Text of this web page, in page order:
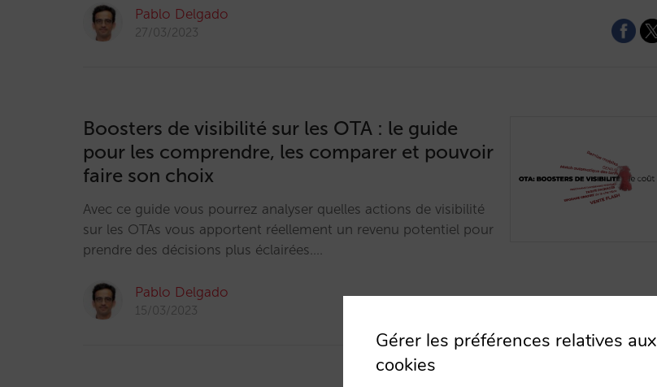
Pablo Delgado
27/03/2023
Boosters de visibilité sur les OTA : le guide
pour les comprendre, les comparer et pouvoir
faire son choix
Avec ce guide vous pourrez analyser quelles actions de visibilité
sur les OTAs vous apportent réellement un revenu potentiel pour
prendre des décisions plus éclairées.…
Pablo Delgado
15/03/2023
Gérer les préférences relatives aux
cookies